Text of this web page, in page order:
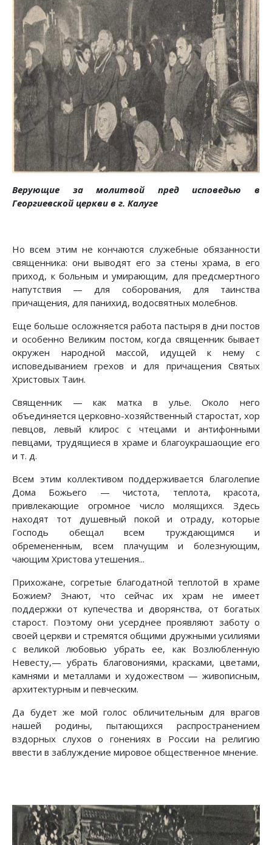
Верующие за молитвой пред исповедью в
Георгиевской церкви в г. Калуге
Но всем этим не кончаются служебные обязанности
священника: они выводят его за стены храма, в его
приход, к больным и умирающим, для предсмертного
напутствия — для соборования, для таинства
причащения, для панихид, водосвятных молебнов.
Еще больше осложняется работа пастыря в дни постов
и особенно Великим постом, когда священник бывает
окружен народной массой, идущей к нему с
исповедыванием грехов и для причащения Святых
Христовых Таин.
Священник — как матка в улье. Около него
объединяется церковно-хозяйственный старостат, хор
певцов, левый клирос с чтецами и антифонными
певцами, трудящиеся в храме и благоукрашаощие его
и т. д.
Всем этим коллективом поддерживается благолепие
Дома Божьего — чистота, теплота, красота,
привлекающие огромное число молящихся. Здесь
находят тот душевный покой и отраду, которые
Господь обещал всем труждающимся и
обремененным, всем плачущим и болезнующим,
чающим Христова утешения...
Прихожане, согретые благодатной теплотой в храме
Божием? Знают, что сейчас их храм не имеет
поддержки от купечества и дворянства, от богатых
старост. Поэтому они усерднее проявляют заботу о
своей церкви и стремятся общими дружными усилиями
с великой любовью убрать ее, как Возлюбленную
Невесту,— убрать благовониями, красками, цветами,
камнями и металлами и художеством — живописным,
архитектурным и певческим.
Да будет же мой голос обличительным для врагов
нашей родины, пытающихся распространением
вздорных слухов о гонениях в России на религию
ввести в заблуждение мировое общественное мнение.